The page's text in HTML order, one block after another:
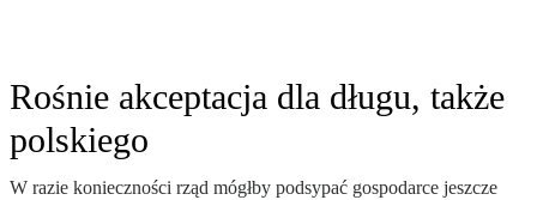
Rośnie akceptacja dla długu, także
polskiego
W razie konieczności rząd mógłby podsypać gospodarce jeszcze